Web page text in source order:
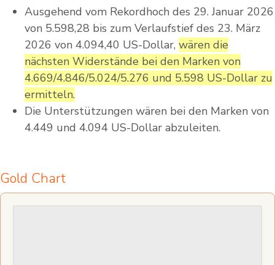
Ausgehend vom Rekordhoch des 29. Januar 2026
von 5.598,28 bis zum Verlaufstief des 23. März
2026 von 4.094,40 US-Dollar, wären die
nächsten Widerstände bei den Marken von
4.669/4.846/5.024/5.276 und 5.598 US-Dollar zu
ermitteln.
Die Unterstützungen wären bei den Marken von
4.449 und 4.094 US-Dollar abzuleiten.
Gold Chart